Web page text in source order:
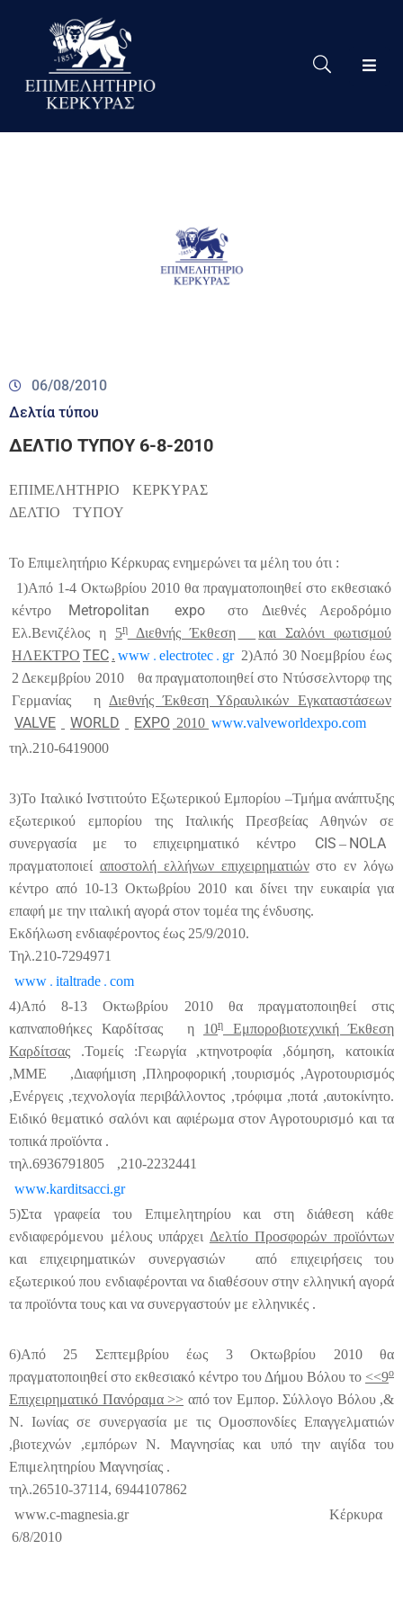
Το
Eπιμελητήριο
06/08/2010
Δελτία τύπου
ΔΕΛΤΙΟ ΤΥΠΟΥ 6-8-2010
ΕΠΙΜΕΛΗΤΗΡΙΟ
ΚΕΡΚΥΡΑΣ
ΔΕΛΤΙΟ
ΤΥΠΟΥ
Το Επιμελητήριο Κέρκυρας ενημερώνει τα μέλη του ότι :
1)Από 1-4 Οκτωβρίου 2010 θα πραγματοποιηθεί στο εκθεσιακό
κέντρο
Metropolitan expo
στο Διεθνές Αεροδρόμιο
Ελ.Βενιζέλος η 5ηΔιεθνής Έκθεση
και Σαλόνι φωτισμού
ΗΛΕΚΤΡΟ TEC . www . electrotec . gr 2)Από 30 Νοεμβρίου έως
2 Δεκεμβρίου 2010
θα πραγματοποιηθεί στο Ντύσσελντορφ της
Γερμανίας
η Διεθνής Έκθεση Υδραυλικών Εγκαταστάσεων
VALVE WORLD EXPO 2010 www.valveworldexpo.com
τηλ.210-6419000
3)Το Ιταλικό Ινστιτούτο Εξωτερικού Εμπορίου –Τμήμα ανάπτυξης
εξωτερικού εμπορίου της Ιταλικής Πρεσβείας Αθηνών σε
συνεργασία με το επιχειρηματικό κέντρο
CIS – NOLA
πραγματοποιεί αποστολή ελλήνων επιχειρηματιώνστο εν λόγω
κέντρο από 10-13 Οκτωβρίου 2010 και δίνει την ευκαιρία για
επαφή με την ιταλική αγορά στον τομέα της ένδυσης.
Εκδήλωση ενδιαφέροντος έως 25/9/2010.
Τηλ.210-7294971
www . italtrade . com
4)Από 8-13 Οκτωβρίου 2010 θα πραγματοποιηθεί στις
καπναποθήκες Καρδίτσας
η 10η
Εμποροβιοτεχνική Έκθεση
Καρδίτσας .Τομείς :Γεωργία ,κτηνοτροφία ,δόμηση, κατοικία
,ΜΜΕ
,Διαφήμιση ,Πληροφορική ,τουρισμός ,Αγροτουρισμός
,Ενέργεις ,τεχνολογία περιβάλλοντος ,τρόφιμα ,ποτά ,αυτοκίνητο.
Ειδικό θεματικό σαλόνι και αφιέρωμα στον Αγροτουρισμό και τα
τοπικά προϊόντα .
τηλ.6936791805
,210-2232441
www.karditsacci.gr
5)Στα γραφεία του Επιμελητηρίου και στη διάθεση κάθε
ενδιαφερόμενου μέλους υπάρχει Δελτίο Προσφορών προϊόντων
και επιχειρηματικών συνεργασιών
από επιχειρήσεις του
εξωτερικού που ενδιαφέρονται να διαθέσουν στην ελληνική αγορά
τα προϊόντα τους και να συνεργαστούν με ελληνικές .
6)Από 25 Σεπτεμβρίου έως 3 Οκτωβρίου 2010 θα
πραγματοποιηθεί στο εκθεσιακό κέντρο του Δήμου Βόλου το <<9ο
Επιχειρηματικό Πανόραμα >> από τον Εμπορ. Σύλλογο Βόλου ,&
Ν. Ιωνίας σε συνεργασία με τις Ομοσπονδίες Επαγγελματιών
,βιοτεχνών ,εμπόρων Ν. Μαγνησίας και υπό την αιγίδα του
Επιμελητηρίου Μαγνησίας .
τηλ.26510-37114, 6944107862
www.c-magnesia.gr
Κέρκυρα
6/8/2010